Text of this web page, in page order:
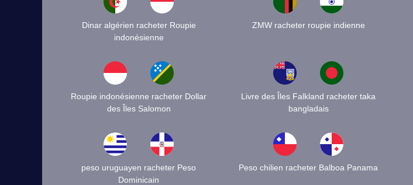
Dinar algérien racheter Roupie
indonésienne
ZMW racheter roupie indienne
Roupie indonésienne racheter Dollar
des Îles Salomon
Livre des Îles Falkland racheter taka
bangladais
peso uruguayen racheter Peso
Dominicain
Peso chilien racheter Balboa Panama